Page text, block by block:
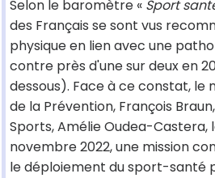
Selon le baromètre « Sport
des Français se sont vus
physique en lien avec une
contre près d'une sur deux en
dessous). Face à ce constat, le
de la Prévention, François
Sports, Amélie Oudea-Castera,
novembre 2022, une mission
le déploiement du sport-santé